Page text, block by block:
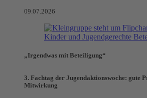
09.07.2026
„Irgendwas mit Beteiligung“
3. Fachtag der Jugendaktionswoche: gute
Mitwirkung